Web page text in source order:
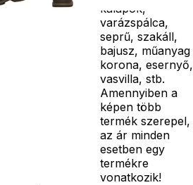
kalapok,
varázspálca,
seprű, szakáll,
bajusz, műanyag
korona, esernyő,
vasvilla, stb.
Amennyiben a
képen több
termék szerepel,
az ár minden
esetben egy
termékre
vonatkozik!